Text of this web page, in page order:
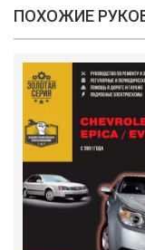
ПОХОЖИЕ